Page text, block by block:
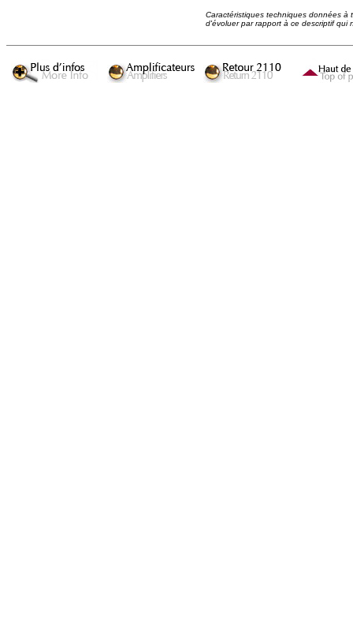
Caractéristiques techniques données à
d'évoluer par rapport à ce descriptif qui